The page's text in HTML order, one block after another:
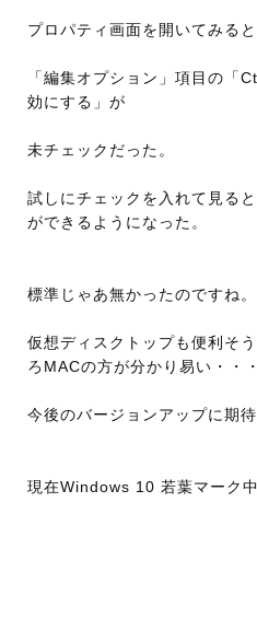
プロパティ画面を開いてみると
「編集オプション」項目の「
効にする」が
未チェックだった。
試しにチェックを入れて見る
ができるようになった。
標準じゃあ無かったのですね。
仮想ディスクトップも便利そ
ろMACの方が分かり易い・・・
今後のバージョンアップに期待
現在Windows 10 若葉マーク中